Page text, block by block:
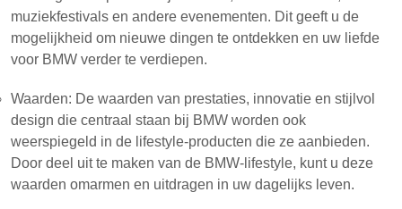
muziekfestivals en andere evenementen. Dit geeft u de
mogelijkheid om nieuwe dingen te ontdekken en uw liefde
voor BMW verder te verdiepen.
Waarden: De waarden van prestaties, innovatie en stijlvol
design die centraal staan bij BMW worden ook
weerspiegeld in de lifestyle-producten die ze aanbieden.
Door deel uit te maken van de BMW-lifestyle, kunt u deze
waarden omarmen en uitdragen in uw dagelijks leven.